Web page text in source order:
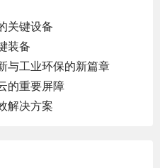
关键设备
装备
与工业环保的新篇章
的重要屏障
解决方案